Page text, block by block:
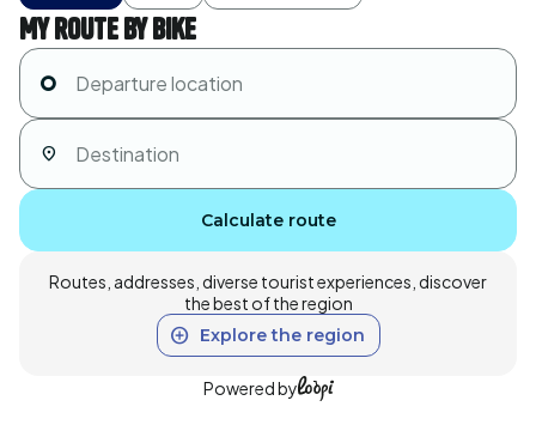
My route by bike
Calculate route
Routes, addresses, diverse tourist experiences, discover
the best of the region
Explore the region
Powered by